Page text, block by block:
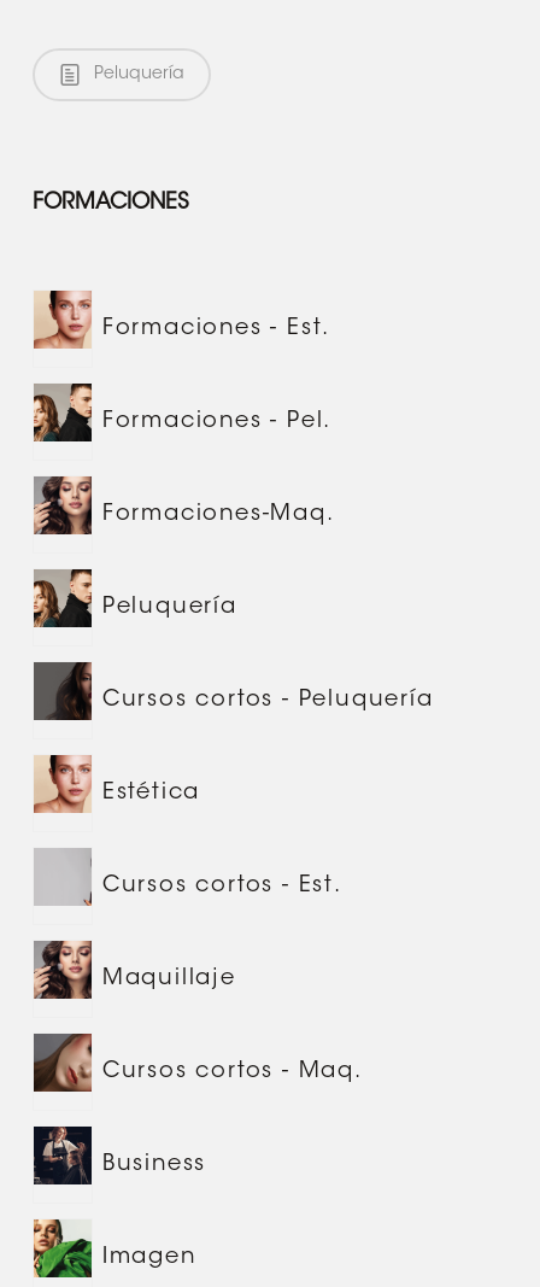
Peluquería
FORMACIONES
Formaciones - Est.
Formaciones - Pel.
Formaciones-Maq.
Peluquería
Cursos cortos - Peluquería
Estética
Cursos cortos - Est.
Maquillaje
Cursos cortos - Maq.
Business
Imagen